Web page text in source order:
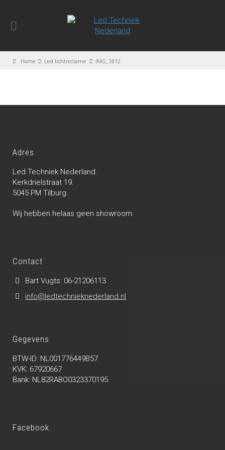
Home Led lichtreclame IMG_1812
Adres
Led Techniek Nederland.
Kerkdrielstraat 19.
5045 PM Tilburg.
Wij hebben helaas geen showroom.
Contact
Bart Vugts: 06-21206113
info@ledtechnieknederland.nl
Gegevens
BTW-ID: NL001776449B57
KVK: 67920667
Bank: NL82RABO0323370195
Facebook